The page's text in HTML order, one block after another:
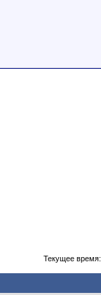
Текущее время: